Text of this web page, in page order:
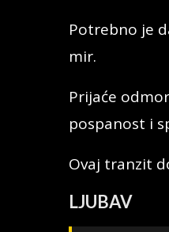
Potrebno je
mir.
Prijaće
pospanost i
Ovaj tranzit
LJUBAV